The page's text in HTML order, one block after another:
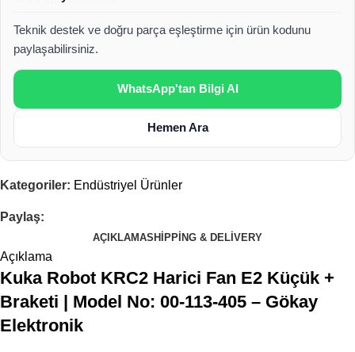
Teknik destek ve doğru parça eşleştirme için ürün kodunu
paylaşabilirsiniz.
WhatsApp'tan Bilgi Al
Hemen Ara
Kategoriler: Endüstriyel Ürünler
Paylaş:
AÇIKLAMASHIPPING & DELIVERY
Açıklama
Kuka Robot KRC2 Harici Fan E2 Küçük +
Braketi | Model No: 00-113-405 – Gökay
Elektronik